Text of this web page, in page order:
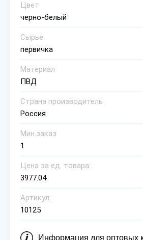
Цвет
черно-белый
Сырье
первичка
Материал
ПВД
Страна производитель
Россия
Мин.заказ
1
Цена за ед. товара:
3977.04
Артикул:
10125
Информация для оптовых